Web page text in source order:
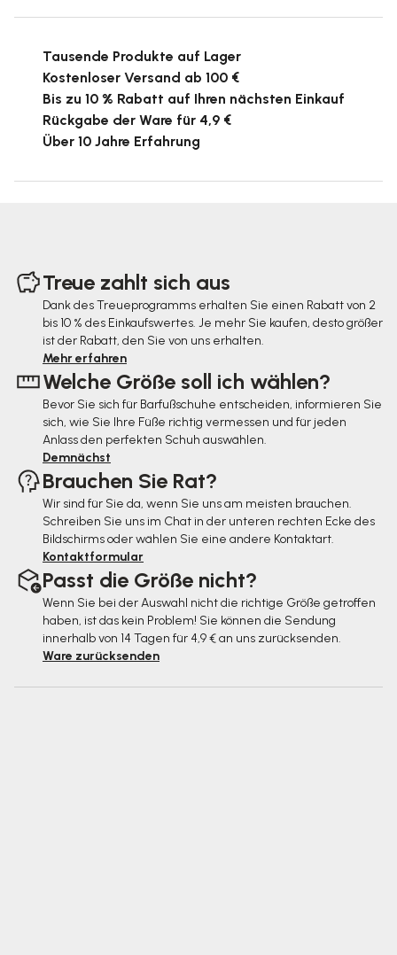
Tausende Produkte auf Lager
Kostenloser Versand ab 100 €
Bis zu 10 % Rabatt auf Ihren nächsten Einkauf
Rückgabe der Ware für 4,9 €
Über 10 Jahre Erfahrung
Treue zahlt sich aus
Dank des Treueprogramms erhalten Sie einen Rabatt von 2
bis 10 % des Einkaufswertes. Je mehr Sie kaufen, desto größer
ist der Rabatt, den Sie von uns erhalten.
Mehr erfahren
Welche Größe soll ich wählen?
Bevor Sie sich für Barfußschuhe entscheiden, informieren Sie
sich, wie Sie Ihre Füße richtig vermessen und für jeden
Anlass den perfekten Schuh auswählen.
Demnächst
Brauchen Sie Rat?
Wir sind für Sie da, wenn Sie uns am meisten brauchen.
Schreiben Sie uns im Chat in der unteren rechten Ecke des
Bildschirms oder wählen Sie eine andere Kontaktart.
Kontaktformular
Passt die Größe nicht?
Wenn Sie bei der Auswahl nicht die richtige Größe getroffen
haben, ist das kein Problem! Sie können die Sendung
innerhalb von 14 Tagen für 4,9 € an uns zurücksenden.
Ware zurücksenden